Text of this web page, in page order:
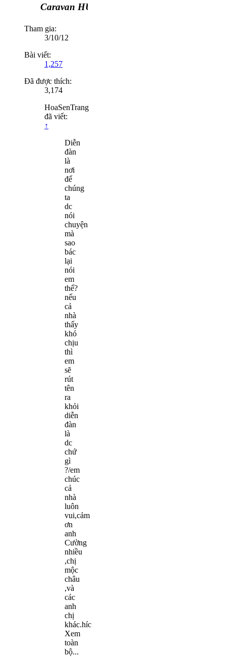
Caravan HUYỀN THOẠI ĐƯỜNG LÊN ĐỈNH
Tham gia:
3/10/12
Bài viết:
1,257
Đã được thích:
3,174
HoaSenTrang
đã viết:
↑
Diễn
đàn
là
nơi
để
chúng
ta
dc
nói
chuyện
mà
sao
bác
lại
nói
em
thế?
nếu
cả
nhà
thấy
khó
chịu
thì
em
sẽ
rút
tên
ra
khỏi
diễn
đàn
là
dc
chứ
gì
?/em
chúc
cả
nhà
luôn
vui,cảm
ơn
anh
Cường
nhiều
,chị
mộc
châu
,và
các
anh
chị
khác.híc
Xem
toàn
bộ...